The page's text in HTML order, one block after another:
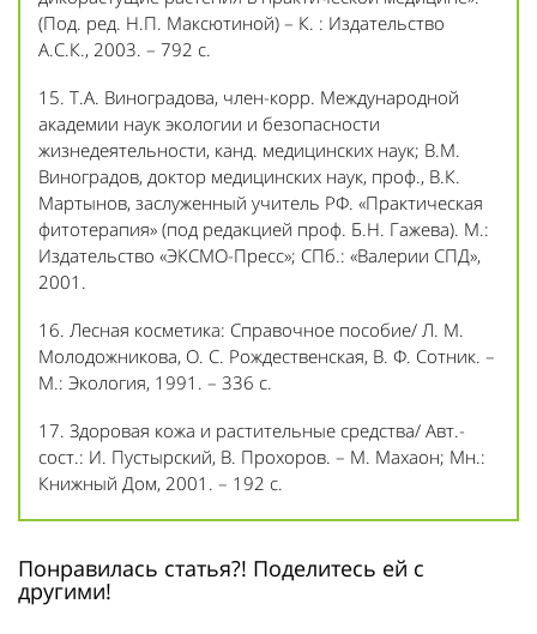
(Под. ред. Н.П. Максютиной) – К. : Издательство
А.С.К., 2003. – 792 с.
15. Т.А. Виноградова, член-корр. Международной
академии наук экологии и безопасности
жизнедеятельности, канд. медицинских наук; В.М.
Виноградов, доктор медицинских наук, проф., В.К.
Мартынов, заслуженный учитель РФ. «Практическая
фитотерапия» (под редакцией проф. Б.Н. Гажева). М.:
Издательство «ЭКСМО-Пресс»; СПб.: «Валерии СПД»,
2001.
16. Лесная косметика: Справочное пособие/ Л. М.
Молодожникова, О. С. Рождественская, В. Ф. Сотник. –
М.: Экология, 1991. – 336 с.
17. Здоровая кожа и растительные средства/ Авт.-
сост.: И. Пустырский, В. Прохоров. – М. Махаон; Мн.:
Книжный Дом, 2001. – 192 с.
Понравилась статья?! Поделитесь ей с
другими!